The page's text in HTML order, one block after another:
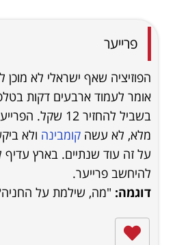
פרייער
הפוזיציה שאף ישראלי לא
אומר לעמוד ארבעים דקות
בשביל להחזיר 12
מלא, לא עשה קומבינה ולא
על זה עוד שנתיים. בארץ עדיף
להיחשב פרייער.
דוגמה: "מה, שילמת על